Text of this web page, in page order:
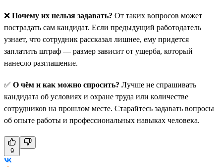
❌ Почему их нельзя задавать? От таких вопросов может
пострадать сам кандидат. Если предыдущий работодатель
узнает, что сотрудник рассказал лишнее, ему придется
заплатить штраф — размер зависит от ущерба, который
нанесло разглашение.
✅ О чём и как можно спросить? Лучше не спрашивать
кандидата об условиях и охране труда или количестве
сотрудников на прошлом месте. Старайтесь задавать вопросы
об опыте работы и профессиональных навыках человека.
9